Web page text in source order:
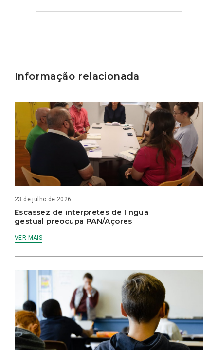
Informação relacionada
23 de julho de 2026
Escassez de intérpretes de língua
gestual preocupa PAN/Açores
VER MAIS